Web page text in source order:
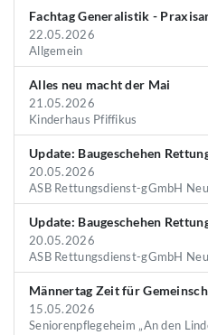
Fachtag Generalistik -
22.05.2026
Allgemein
Alles neu macht der Mai
21.05.2026
Kinderhaus Pfiffikus
Update: Baugeschehen
20.05.2026
ASB Rettungsdienst-gGmbH
Update: Baugeschehen
20.05.2026
ASB Rettungsdienst-gGmbH
Männertag Zeit für
15.05.2026
Seniorenpflegeheim „An den